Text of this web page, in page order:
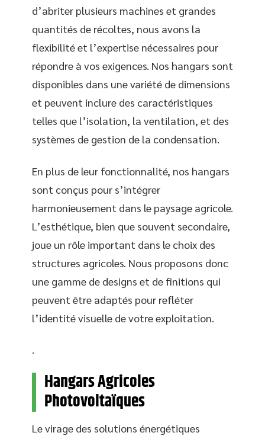
d’abriter plusieurs machines et grandes
quantités de récoltes, nous avons la
flexibilité et l’expertise nécessaires pour
répondre à vos exigences. Nos hangars sont
disponibles dans une variété de dimensions
et peuvent inclure des caractéristiques
telles que l’isolation, la ventilation, et des
systèmes de gestion de la condensation.
En plus de leur fonctionnalité, nos hangars
sont conçus pour s’intégrer
harmonieusement dans le paysage agricole.
L’esthétique, bien que souvent secondaire,
joue un rôle important dans le choix des
structures agricoles. Nous proposons donc
une gamme de designs et de finitions qui
peuvent être adaptés pour refléter
l’identité visuelle de votre exploitation.
.
Hangars Agricoles
Photovoltaïques
Le virage des solutions énergétiques